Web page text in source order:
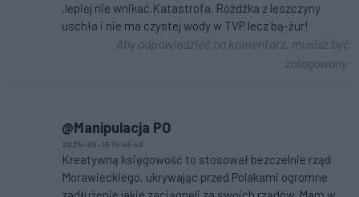
,lepiej nie wnikać.Katastrofa. Różdżka z leszczyny
uschła i nie ma czystej wody w TVP lecz bą-żur!
Aby odpowiedzieć na komentarz, musisz być
zalogowany.
@Manipulacja PO
2025-05-15 14:46:48
Kreatywną księgowość to stosował bezczelnie rząd
Morawieckiego, ukrywając przed Polakami ogromne